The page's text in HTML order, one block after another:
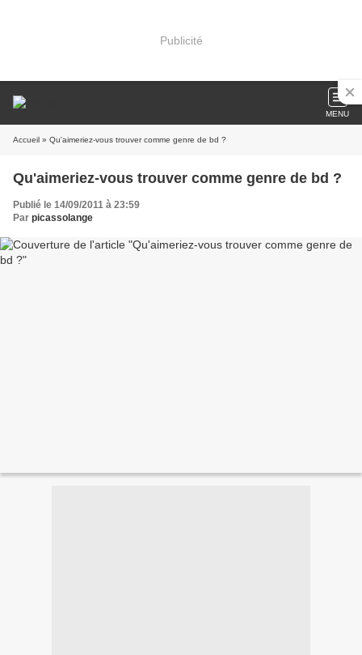
Publicité
MENU
Accueil » Qu'aimeriez-vous trouver comme genre de bd ?
Qu'aimeriez-vous trouver comme genre de bd ?
Publié le 14/09/2011 à 23:59
Par picassolange